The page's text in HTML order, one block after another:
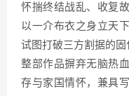
怀揣终结战乱、收复
以一介布衣之身立天
试图打破三方割据的固
整部作品摒弃无脑热
存与家国情怀，兼具